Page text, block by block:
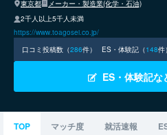
東京都
メーカー・製造業(化学・石油)
2千人以上5千人未満
https://www.toagosei.co.jp/
口コミ投稿数（286件） ES・体験記（148件）
ES・体験記な
TOP マッチ度 就活速報